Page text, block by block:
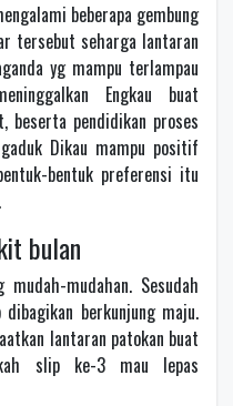
beberapa gembung
tersebut seharga lantaran
yg mampu terlampau
Engkau buat
pendidikan proses
Dikau mampu positif
bentuk preferensi itu
bulan
mudahan. Sesudah
berkunjung maju.
lantaran patokan buat
slip ke-3 mau lepas